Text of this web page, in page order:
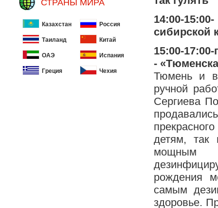
СТРАНЫ МИРА
Казахстан Россия
Таиланд Китай
ОАЭ Испания
Греция Чехия
14:00-
сибирской
15:00-
-
Тюмень и
ручной
Сергиева
детям, так
мощным
рождения
самым
здоровье.